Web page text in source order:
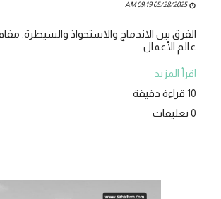
05/28/2025 09:19 AM
الفرق بين الاندماج والاستحواذ والسيطرة:
عالم الأعمال
اقرأ المزيد
10 قراءة دقيقة
0 تعليقات